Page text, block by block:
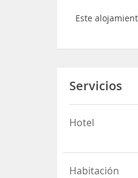
Este
Servicios
Hotel
Habitación